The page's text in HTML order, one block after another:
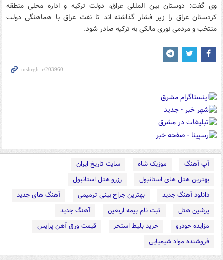
وی گفت: دوستان بین المللی عراق، دولت ترکیه و اداره محلی منطقه
کردستان عراق را زیر فشار گذاشته اند تا نفت عراق با هماهنگی دولت
منتخب و مردمی نوری مالکی به ترکیه صادر شود.
آپ آهنگ موزیک شاه
سایت تاریخ ایران
بهترین هتل های استانبول
رزرو هتل استانبول
دانلود آهنگ جدید
بهترین جراح بینی ترمیمی
آهنگ های جدید
پرشین هتل
ثبت نام بیمه اربعین
آهنگ جدید
مزایده خودرو
خرید بلیط استخر
قیمت ورق آهن پرایس
فروشنده مواد شیمیایی